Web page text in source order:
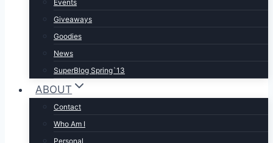
Events
Giveaways
Goodies
News
SuperBlog Spring`13
ABOUT
Contact
Who Am I
Personal